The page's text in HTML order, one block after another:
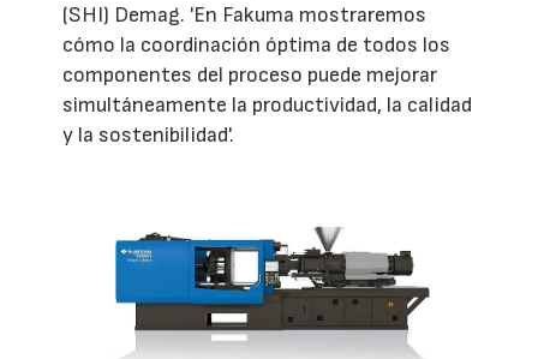
(SHI) Demag. 'En Fakuma mostraremos
cómo la coordinación óptima de todos los
componentes del proceso puede mejorar
simultáneamente la productividad, la calidad
y la sostenibilidad'.